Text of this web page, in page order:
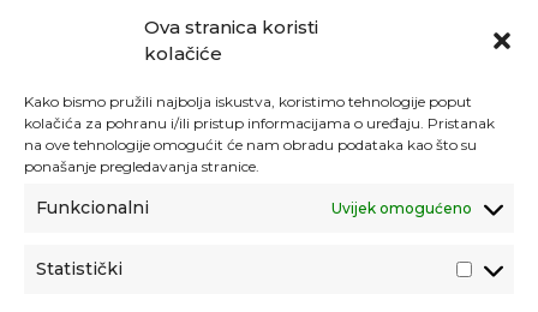
Ova stranica koristi
kolačiće
Kako bismo pružili najbolja iskustva, koristimo tehnologije poput
kolačića za pohranu i/ili pristup informacijama o uređaju. Pristanak
na ove tehnologije omogućit će nam obradu podataka kao što su
ponašanje pregledavanja stranice.
Funkcionalni Uvijek omogućeno
Statistički